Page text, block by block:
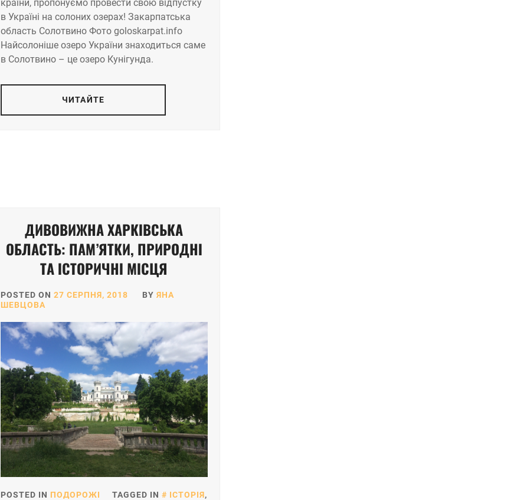
країни, пропонуємо провести свою відпустку
в Україні на солоних озерах! Закарпатська
область Солотвино Фото goloskarpat.info
Найсолоніше озеро України знаходиться саме
в Солотвино – це озеро Кунігунда.
ЧИТАЙТЕ
ДИВОВИЖНА ХАРКІВСЬКА
ОБЛАСТЬ: ПАМ’ЯТКИ, ПРИРОДНІ
ТА ІСТОРИЧНІ МІСЦЯ
POSTED ON 27 СЕРПНЯ, 2018 BY ЯНА
ШЕВЦОВА
POSTED IN ПОДОРОЖІ TAGGED IN ІСТОРІЯ,